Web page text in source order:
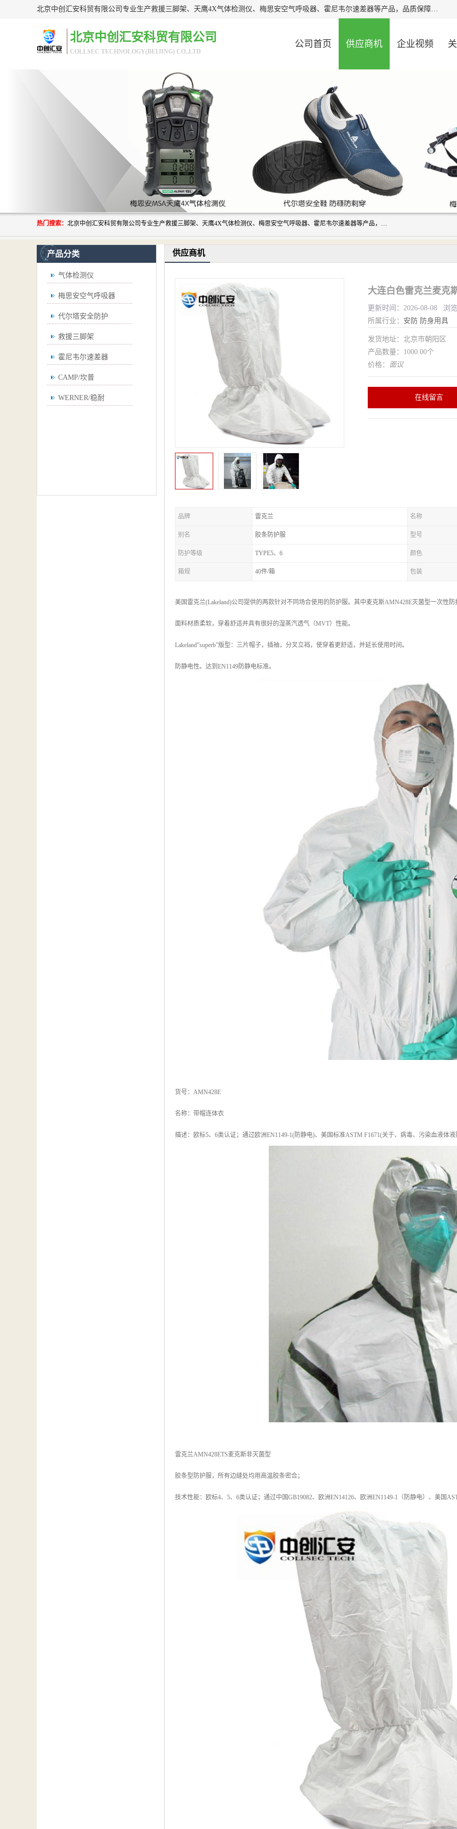
北京中创汇安科贸有限公司专业生产救援三脚架、天鹰4X气体检测仪、梅思安空气呼吸器、霍尼韦尔速差器等产品，品质保障，价格合理，欢迎在线致电咨询。
北京中创汇安科贸有限公司
COLLSEC TECHNOLOGY(BEIJING) CO.,LTD
公司首页 供应商机 企业视频
热门搜索： 北京中创汇安科贸有限公司专业生产救援三脚架、天鹰4X气体检测仪、梅思安空气呼吸器、霍尼韦尔速差器等产品，品质保障，价格合理，欢迎在线致电咨询。
产品分类
气体检测仪
梅思安空气呼吸器
代尔塔安全防护
救援三脚架
霍尼韦尔速差器
CAMP/坎普
WERNER/稳耐
供应商机
大连白色雷克兰麦克
更新时间：2026-08-08 浏
所属行业： 安防 防身用具
发货地址：北京市朝阳区
产品数量：1000.00个
价格： 面议
在线留言
品牌 雷克兰 名称
别名 胶条防护服 型号
防护等级 TYPE5、6 颜色
箱规 40件/箱 包装
美国雷克兰(Lakeland)公司提供的两款针对不同场合使用的防护服。其中麦克斯AMN428E灭菌型一次性
面料材质柔软，穿着舒适并具有很好的湿蒸汽透气（MVT）性能。
Lakeland”superb”版型：三片帽子，插袖，分叉立裆，使穿着更舒适，并延长使用时间。
防静电性。达到EN1149防静电标准。
货号：AMN428E
名称：带帽连体衣
描述：欧标5、6类认证；通过欧洲EN1149-1(防静电)、美国标准ASTM F1671(关于、病毒、污染血液体液
雷克兰AMN428ETS麦克斯非灭菌型
胶条型防护服，所有边缝处均用高温胶条密合；
技术性能：欧标4、5、6类认证；通过中国GB19082、欧洲EN14126、欧洲EN1149-1（防静电）、美国